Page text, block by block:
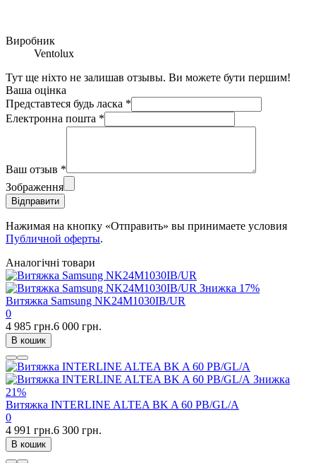
Виробник
Ventolux
Тут ще ніхто не залишав отзывы. Ви можете бути першим!
Ваша оцінка
Представтеся будь ласка *
Електронна пошта *
Ваш отзыв *
Зображення
Відправити
Нажимая на кнопку «Отправить» вы принимаете условия
Публичной оферты.
Аналогічні товари
Знижка 17%
Витяжка Samsung NK24M1030IB/UR
0
4 985 грн.6 000 грн.
В кошик
Знижка
21%
Витяжка INTERLINE ALTEA BK A 60 PB/GL/A
0
4 991 грн.6 300 грн.
В кошик